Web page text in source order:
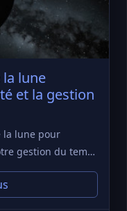
lune
et la gestion
la lune pour
gestion du tem…